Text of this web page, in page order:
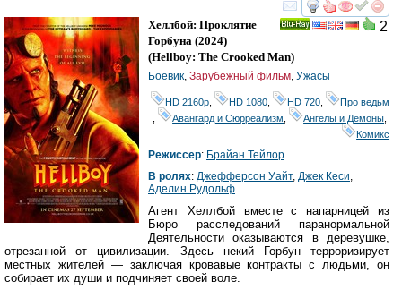
смотреть
2
Хеллбой: Проклятие
Горбуна (2024)
(Hellboy: The Crooked Man)
Боевик, Зарубежный фильм, Ужасы
HD 2160р HD 1080 HD 720
Про ведьм
Авангард и Сюрреализм Ангелы и Демоны
Комикс
Режиссер: Брайан Тейлор
В ролях: Джефферсон Уайт, Джек Кеси,
Аделин Рудольф
Агент Хеллбой вместе с напарницей из
Бюро расследований паранормальной
Деятельности оказываются в деревушке,
отрезанной от цивилизации. Здесь некий Горбун терроризирует
местных жителей — заключая кровавые контракты с людьми, он
собирает их души и подчиняет своей воле.